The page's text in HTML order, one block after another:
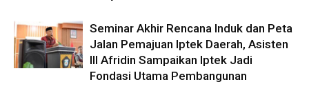
Seminar Akhir Rencana Induk dan Peta
Jalan Pemajuan Iptek Daerah, Asisten
III Afridin Sampaikan Iptek Jadi
Fondasi Utama Pembangunan